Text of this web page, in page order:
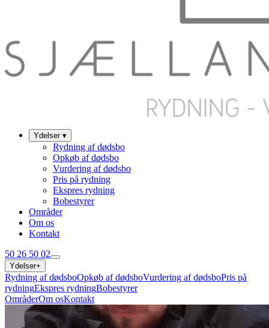
Ydelser ▾
Rydning af dødsbo
Opkøb af dødsbo
Vurdering af dødsbo
Pris på rydning
Ekspres rydning
Bobestyrer
Områder
Om os
Kontakt
50 26 50 02
Ydelser+
Rydning af dødsboOpkøb af dødsboVurdering af dødsboPris på
rydningEkspres rydningBobestyrer
OmråderOm osKontakt